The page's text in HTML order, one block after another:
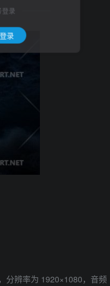
分辨率为 1920×1080，音频
登录
录